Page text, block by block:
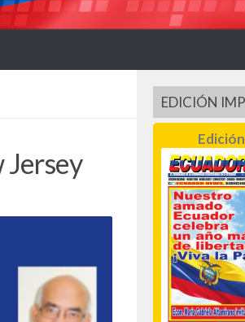
Jersey
EDICIÓN